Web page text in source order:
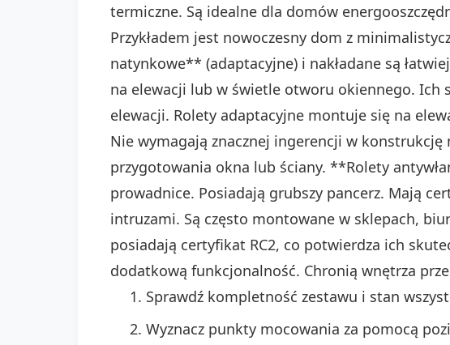
termiczne. Są idealne dla domów
Przykładem jest nowoczesny dom z
natynkowe** (adaptacyjne) i nakładane są
na elewacji lub w świetle otworu okiennego. Ich
elewacji. Rolety adaptacyjne montuje się na
Nie wymagają znacznej ingerencji w
przygotowania okna lub ściany. **Rolety
prowadnice. Posiadają grubszy pancerz. Mają
intruzami. Są często montowane w sklepach,
posiadają certyfikat RC2, co potwierdza ich
dodatkową funkcjonalność. Chronią wnętrza
Sprawdź kompletność zestawu i stan
Wyznacz punkty mocowania za pomocą